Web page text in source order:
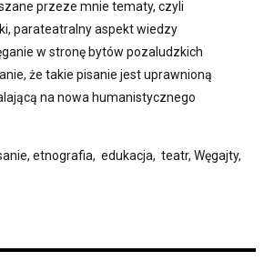
przeze mnie tematy, czyli
parateatralny aspekt wiedzy
w stronę bytów pozaludzkich
że takie pisanie jest uprawnioną
na nowa humanistycznego
etnografia, edukacja, teatr, Węgajty,